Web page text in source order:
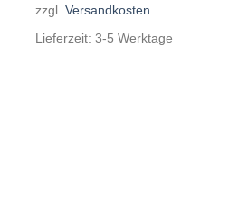
zzgl. Versandkosten
Lieferzeit: 3-5 Werktage